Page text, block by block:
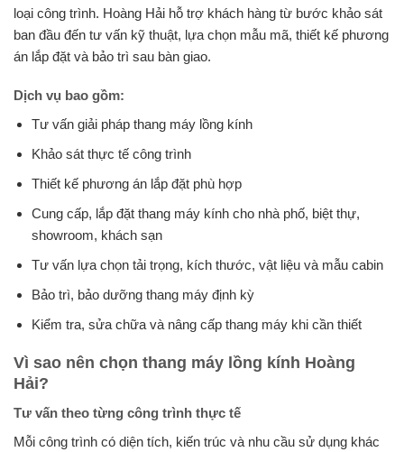
loại công trình. Hoàng Hải hỗ trợ khách hàng từ bước khảo sát
ban đầu đến tư vấn kỹ thuật, lựa chọn mẫu mã, thiết kế phương
án lắp đặt và bảo trì sau bàn giao.
Dịch vụ bao gồm:
Tư vấn giải pháp thang máy lồng kính
Khảo sát thực tế công trình
Thiết kế phương án lắp đặt phù hợp
Cung cấp, lắp đặt thang máy kính cho nhà phố, biệt thự,
showroom, khách sạn
Tư vấn lựa chọn tải trọng, kích thước, vật liệu và mẫu cabin
Bảo trì, bảo dưỡng thang máy định kỳ
Kiểm tra, sửa chữa và nâng cấp thang máy khi cần thiết
Vì sao nên chọn thang máy lồng kính Hoàng
Hải?
Tư vấn theo từng công trình thực tế
Mỗi công trình có diện tích, kiến trúc và nhu cầu sử dụng khác